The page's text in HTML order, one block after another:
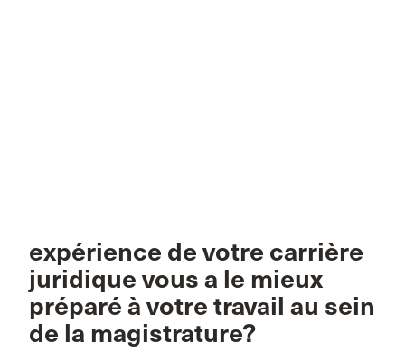
expérience de votre carrière
juridique vous a le mieux
préparé à votre travail au sein
de la magistrature?